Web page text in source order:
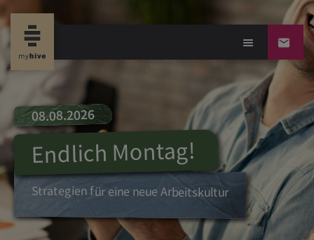
08.08.2026
Endlich Montag!
Strategien für eine neueArbeitskultur